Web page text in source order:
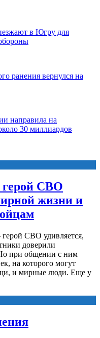
в Югру для
ранения вернулся на
направила на
30 миллиардов
герой СВО
жизни и
СВО удивляется,
доверили
при общении с ним
на которого могут
и мирные люди. Еще у